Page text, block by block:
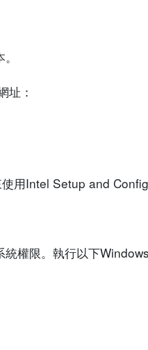
址：
用Intel Setup and
權限。執行以下